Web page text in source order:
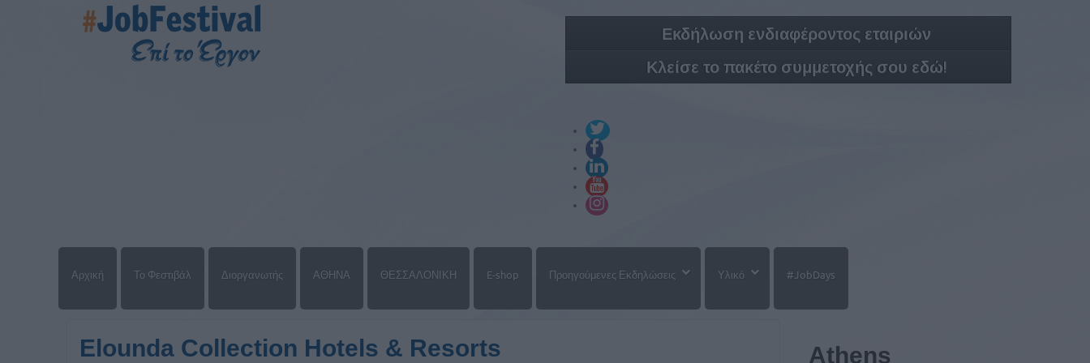
Εκδήλωση ενδιαφέροντος εταιριών
Κλείσε το πακέτο συμμετοχής σου εδώ!
Αρχική Το Φεστιβάλ Διοργανωτής ΑΘΗΝΑ ΘΕΣΣΑΛΟΝΙΚΗ E-shop Προηγούμενες Εκδηλώσεις Υλικό #JobDays
Elounda Collection Hotels & Resorts
Athens